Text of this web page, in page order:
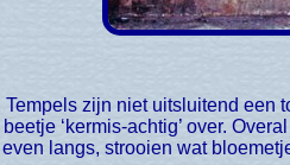
‘kermis-achtig’ over.
langs, strooien wat